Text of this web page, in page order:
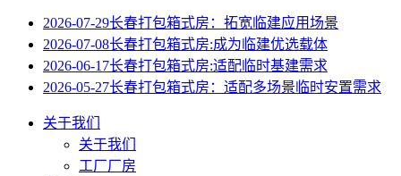
2026-07-29长春打包箱式房：拓宽临建应用场景
2026-07-08长春打包箱式房:成为临建优选载体
2026-06-17长春打包箱式房:适配临时基建需求
2026-05-27长春打包箱式房：适配多场景临时安置需求
关于我们
关于我们
工厂厂房